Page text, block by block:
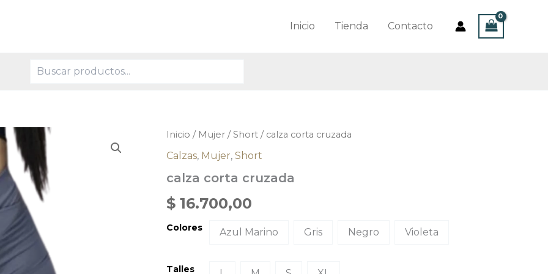
Inicio Tienda Contacto
Inicio / Mujer /Short / calza corta cruzada
Calzas, Mujer, Short
calza corta cruzada
$ 16.700,00
Colores Azul Marino Gris Negro Violeta
Talles
calza
cruzada